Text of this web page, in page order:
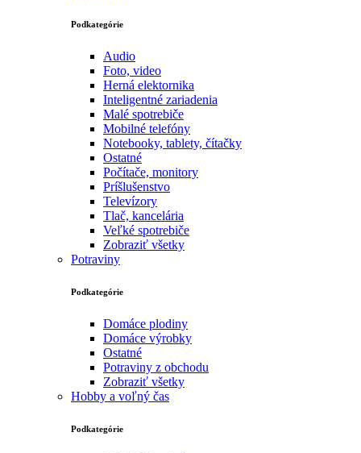
Podkategórie
Audio
Foto, video
Herná elektornika
Inteligentné zariadenia
Malé spotrebiče
Mobilné telefóny
Notebooky, tablety, čítačky
Ostatné
Počítače, monitory
Príšlušenstvo
Televízory
Tlač, kancelária
Veľké spotrebiče
Zobraziť všetky
Potraviny
Podkategórie
Domáce plodiny
Domáce výrobky
Ostatné
Potraviny z obchodu
Zobraziť všetky
Hobby a voľný čas
Podkategórie